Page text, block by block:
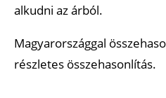
alkudni az árból.
Magyarországgal
részletes összehasonlítás.